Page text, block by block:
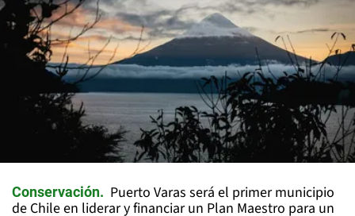
Conservación
Puerto Varas será el primer municipio
de Chile en liderar y financiar un Plan Maestro para un